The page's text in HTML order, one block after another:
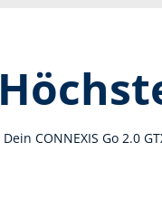
Dein CONNEXIS Go 2.0